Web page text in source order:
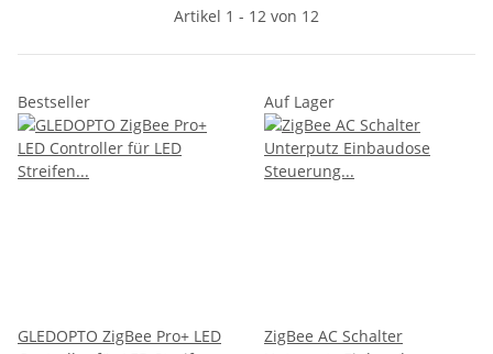
Artikel 1 - 12 von 12
Bestseller
GLEDOPTO ZigBee Pro+ LED
Auf Lager
ZigBee AC Schalter